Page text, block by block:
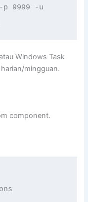
9999 -u
Windows Task
mingguan.
component.